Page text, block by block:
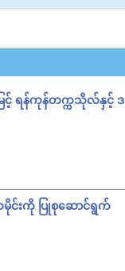
ြင့် ရန်ကုန်တက္ကသိုလ်နှင့် ဒ
သမိုင်းကို ပြုစုဆောင်ရွက်